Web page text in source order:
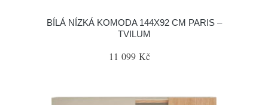
BÍLÁ NÍZKÁ KOMODA 144X92 CM PARIS –
TVILUM
11 099 Kč